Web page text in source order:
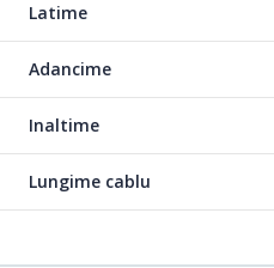
Latime
Adancime
Inaltime
Lungime cablu